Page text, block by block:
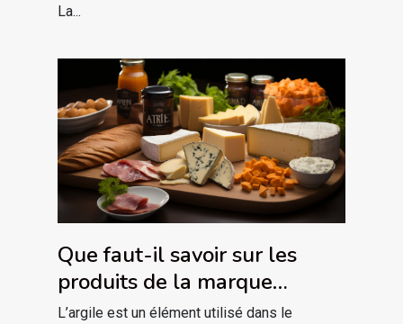
La...
Que faut-il savoir sur les
produits de la marque
ARGILETZ ?
L’argile est un élément utilisé dans le